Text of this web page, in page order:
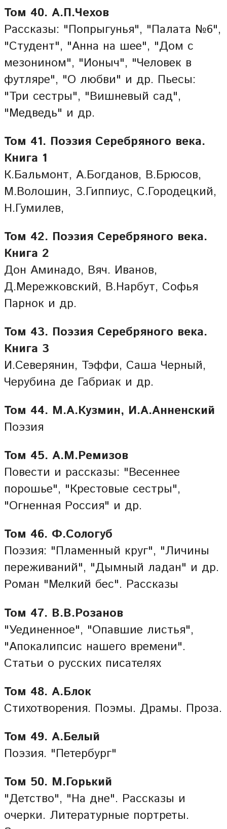
Том 40. А.П.Чехов
Рассказы: "Попрыгунья", "Палата №6",
"Студент", "Анна на шее", "Дом с
мезонином", "Ионыч", "Человек в
футляре", "О любви" и др. Пьесы:
"Три сестры", "Вишневый сад",
"Медведь" и др.
Том 41. Поэзия Серебряного века.
Книга 1
К.Бальмонт, А.Богданов, В.Брюсов,
М.Волошин, З.Гиппиус, С.Городецкий,
Н.Гумилев,
Том 42. Поэзия Серебряного века.
Книга 2
Дон Аминадо, Вяч. Иванов,
Д.Мережковский, В.Нарбут, Софья
Парнок и др.
Том 43. Поэзия Серебряного века.
Книга 3
И.Северянин, Тэффи, Саша Черный,
Черубина де Габриак и др.
Том 44. М.А.Кузмин, И.А.Анненский
Поэзия
Том 45. А.М.Ремизов
Повести и рассказы: "Весеннее
порошье", "Крестовые сестры",
"Огненная Россия" и др.
Том 46. Ф.Сологуб
Поэзия: "Пламенный круг", "Личины
переживаний", "Дымный ладан" и др.
Роман "Мелкий бес". Рассказы
Том 47. В.В.Розанов
"Уединенное", "Опавшие листья",
"Апокалипсис нашего времени".
Статьи о русских писателях
Том 48. А.Блок
Стихотворения. Поэмы. Драмы. Проза.
Том 49. А.Белый
Поэзия. "Петербург"
Том 50. М.Горький
"Детство", "На дне". Рассказы и
очерки. Литературные портреты.